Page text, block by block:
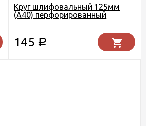
Круг шлифовальный 125мм
(А40) перфорированный
145 Р